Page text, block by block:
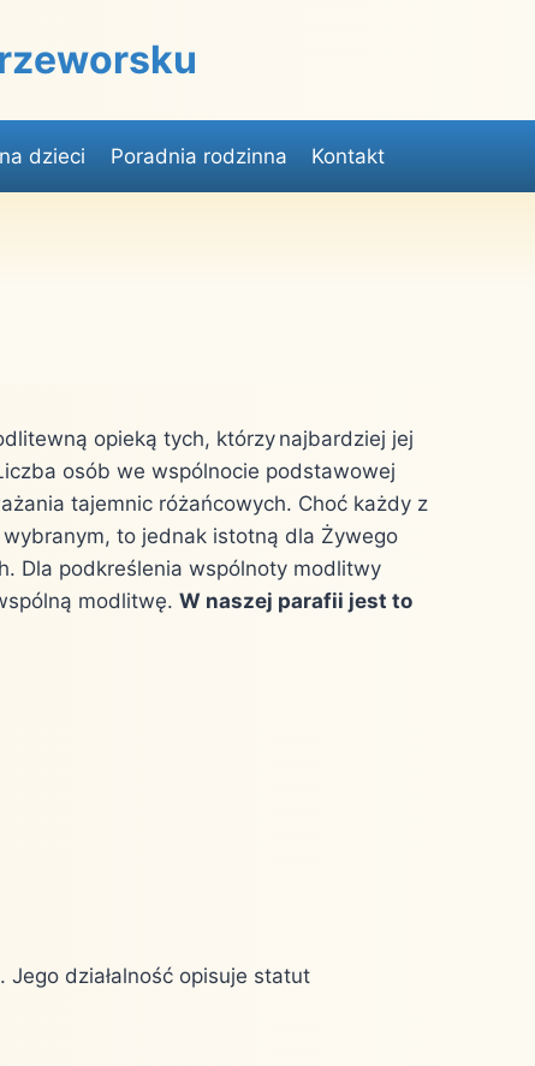
dzieci Poradnia rodzinna Kontakt
opieką tych, którzy najbardziej jej
osób we wspólnocie podstawowej
tajemnic różańcowych. Choć każdy z
to jednak istotną dla Żywego
Dla podkreślenia wspólnoty modlitwy
modlitwę. W naszej parafii jest to
działalność opisuje statut